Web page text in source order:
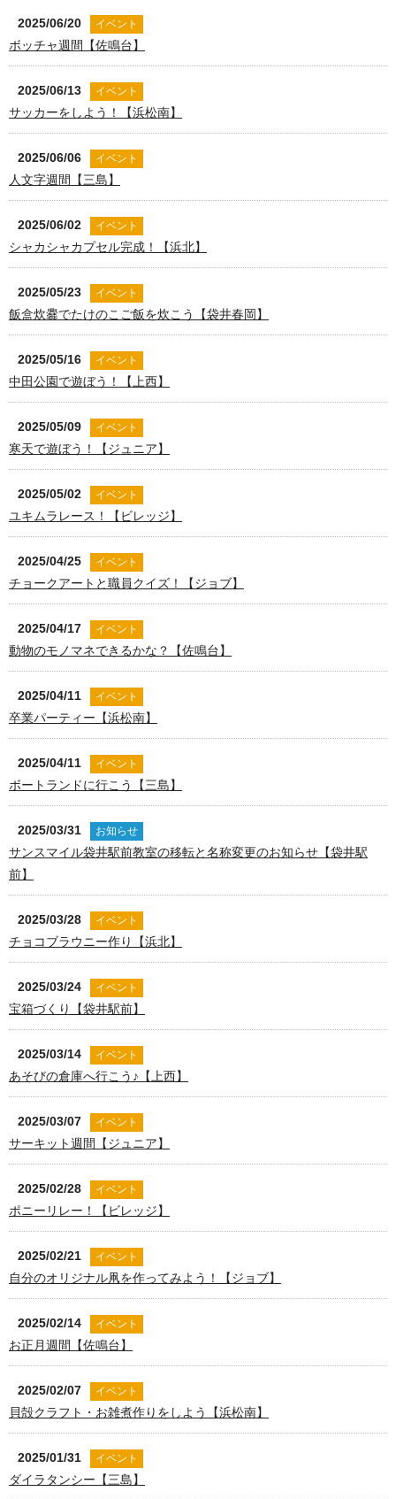
2025/06/20 イベント
ボッチャ週間【佐鳴台】
2025/06/13 イベント
サッカーをしよう！【浜松南】
2025/06/06 イベント
人文字週間【三島】
2025/06/02 イベント
シャカシャカプセル完成！【浜北】
2025/05/23 イベント
飯盒炊爨でたけのこご飯を炊こう【袋井春岡】
2025/05/16 イベント
中田公園で遊ぼう！【上西】
2025/05/09 イベント
寒天で遊ぼう！【ジュニア】
2025/05/02 イベント
ユキムラレース！【ビレッジ】
2025/04/25 イベント
チョークアートと職員クイズ！【ジョブ】
2025/04/17 イベント
動物のモノマネできるかな？【佐鳴台】
2025/04/11 イベント
卒業パーティー【浜松南】
2025/04/11 イベント
ボートランドに行こう【三島】
2025/03/31 お知らせ
サンスマイル袋井駅前教室の移転と名称変更のお知らせ【袋井駅
前】
2025/03/28 イベント
チョコブラウニー作り【浜北】
2025/03/24 イベント
宝箱づくり【袋井駅前】
2025/03/14 イベント
あそびの倉庫へ行こう♪【上西】
2025/03/07 イベント
サーキット週間【ジュニア】
2025/02/28 イベント
ポニーリレー！【ビレッジ】
2025/02/21 イベント
自分のオリジナル凧を作ってみよう！【ジョブ】
2025/02/14 イベント
お正月週間【佐鳴台】
2025/02/07 イベント
貝殻クラフト・お雑煮作りをしよう【浜松南】
2025/01/31 イベント
ダイラタンシー【三島】